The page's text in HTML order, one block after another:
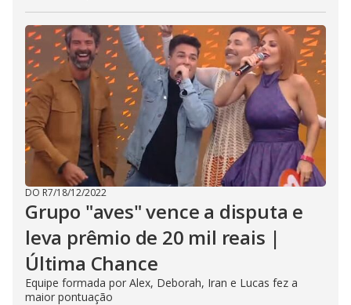
DO R7/18/12/2022
Grupo "aves" vence a disputa e
leva prêmio de 20 mil reais |
Última Chance
Equipe formada por Alex, Deborah, Iran e Lucas fez a
maior pontuação